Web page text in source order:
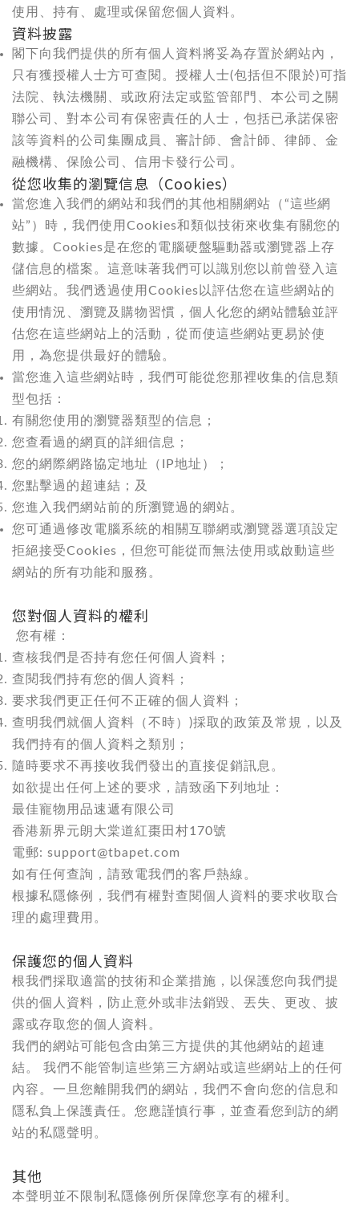
使用、持有、處理或保留您個人資料。
資料披露
閣下向我們提供的所有個人資料將妥為存置於網站內，
只有獲授權人士方可查閱。授權人士(包括但不限於)可指
法院、執法機關、或政府法定或監管部門、本公司之關
聯公司、對本公司有保密責任的人士，包括已承諾保密
該等資料的公司集團成員、審計師、會計師、律師、金
融機構、保險公司、信用卡發行公司。
從您收集的瀏覽信息（Cookies）
當您進入我們的網站和我們的其他相關網站（“這些網
站”）時，我們使用Cookies和類似技術來收集有關您的
數據。Cookies是在您的電腦硬盤驅動器或瀏覽器上存
儲信息的檔案。這意味著我們可以識別您以前曾登入這
些網站。我們透過使用Cookies以評估您在這些網站的
使用情況、瀏覽及購物習慣，個人化您的網站體驗並評
估您在這些網站上的活動，從而使這些網站更易於使
用，為您提供最好的體驗。
當您進入這些網站時，我們可能從您那裡收集的信息類
型包括：
有關您使用的瀏覽器類型的信息；
您查看過的網頁的詳細信息；
您的網際網路協定地址（IP地址）；
您點擊過的超連結；及
您進入我們網站前的所瀏覽過的網站。
您可通過修改電腦系統的相關互聯網或瀏覽器選項設定
拒絕接受Cookies，但您可能從而無法使用或啟動這些
網站的所有功能和服務。
您對個人資料的權利
您有權：
查核我們是否持有您任何個人資料；
查閱我們持有您的個人資料；
要求我們更正任何不正確的個人資料；
查明我們就個人資料（不時）)採取的政策及常規，以及
我們持有的個人資料之類別；
隨時要求不再接收我們發出的直接促銷訊息。
如欲提出任何上述的要求，請致函下列地址：
最佳寵物用品速遞有限公司
香港新界元朗大棠道紅棗田村170號
電郵: support@tbapet.com
如有任何查詢，請致電我們的客戶熱線。
根據私隱條例，我們有權對查閱個人資料的要求收取合
理的處理費用。
保護您的個人資料
根我們採取適當的技術和企業措施，以保護您向我們提
供的個人資料，防止意外或非法銷毀、丟失、更改、披
露或存取您的個人資料。
我們的網站可能包含由第三方提供的其他網站的超連
結。 我們不能管制這些第三方網站或這些網站上的任何
內容。一旦您離開我們的網站，我們不會向您的信息和
隱私負上保護責任。您應謹慎行事，並查看您到訪的網
站的私隱聲明。
其他
本聲明並不限制私隱條例所保障您享有的權利。